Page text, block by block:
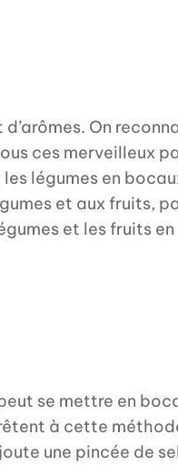
On
ces merveilleux
légumes en
et aux fruits,
et les fruits
se mettre en
à cette
une pincée de